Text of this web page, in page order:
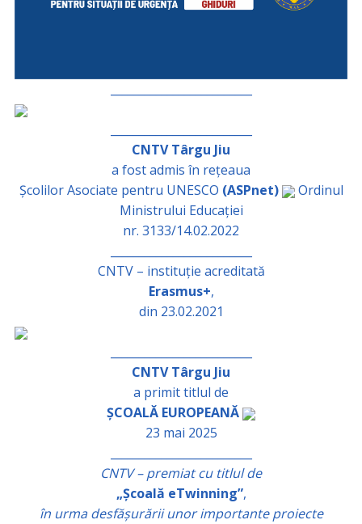
CNTV Târgu Jiu
a fost admis în rețeaua
Școlilor Asociate pentru UNESCO (ASPnet)
Ordinul
Ministrului Educației
nr. 3133/14.02.2022
CNTV – instituție acreditată
Erasmus+,
din 23.02.2021
CNTV Târgu Jiu
a primit titlul de
ȘCOALĂ EUROPEANĂ
23 mai 2025
CNTV – premiat cu titlul de
„Școală eTwinning”,
în urma desfășurării unor importante proiecte